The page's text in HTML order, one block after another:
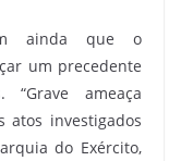
ainda que o
um precedente
“Grave ameaça
atos investigados
do Exército,